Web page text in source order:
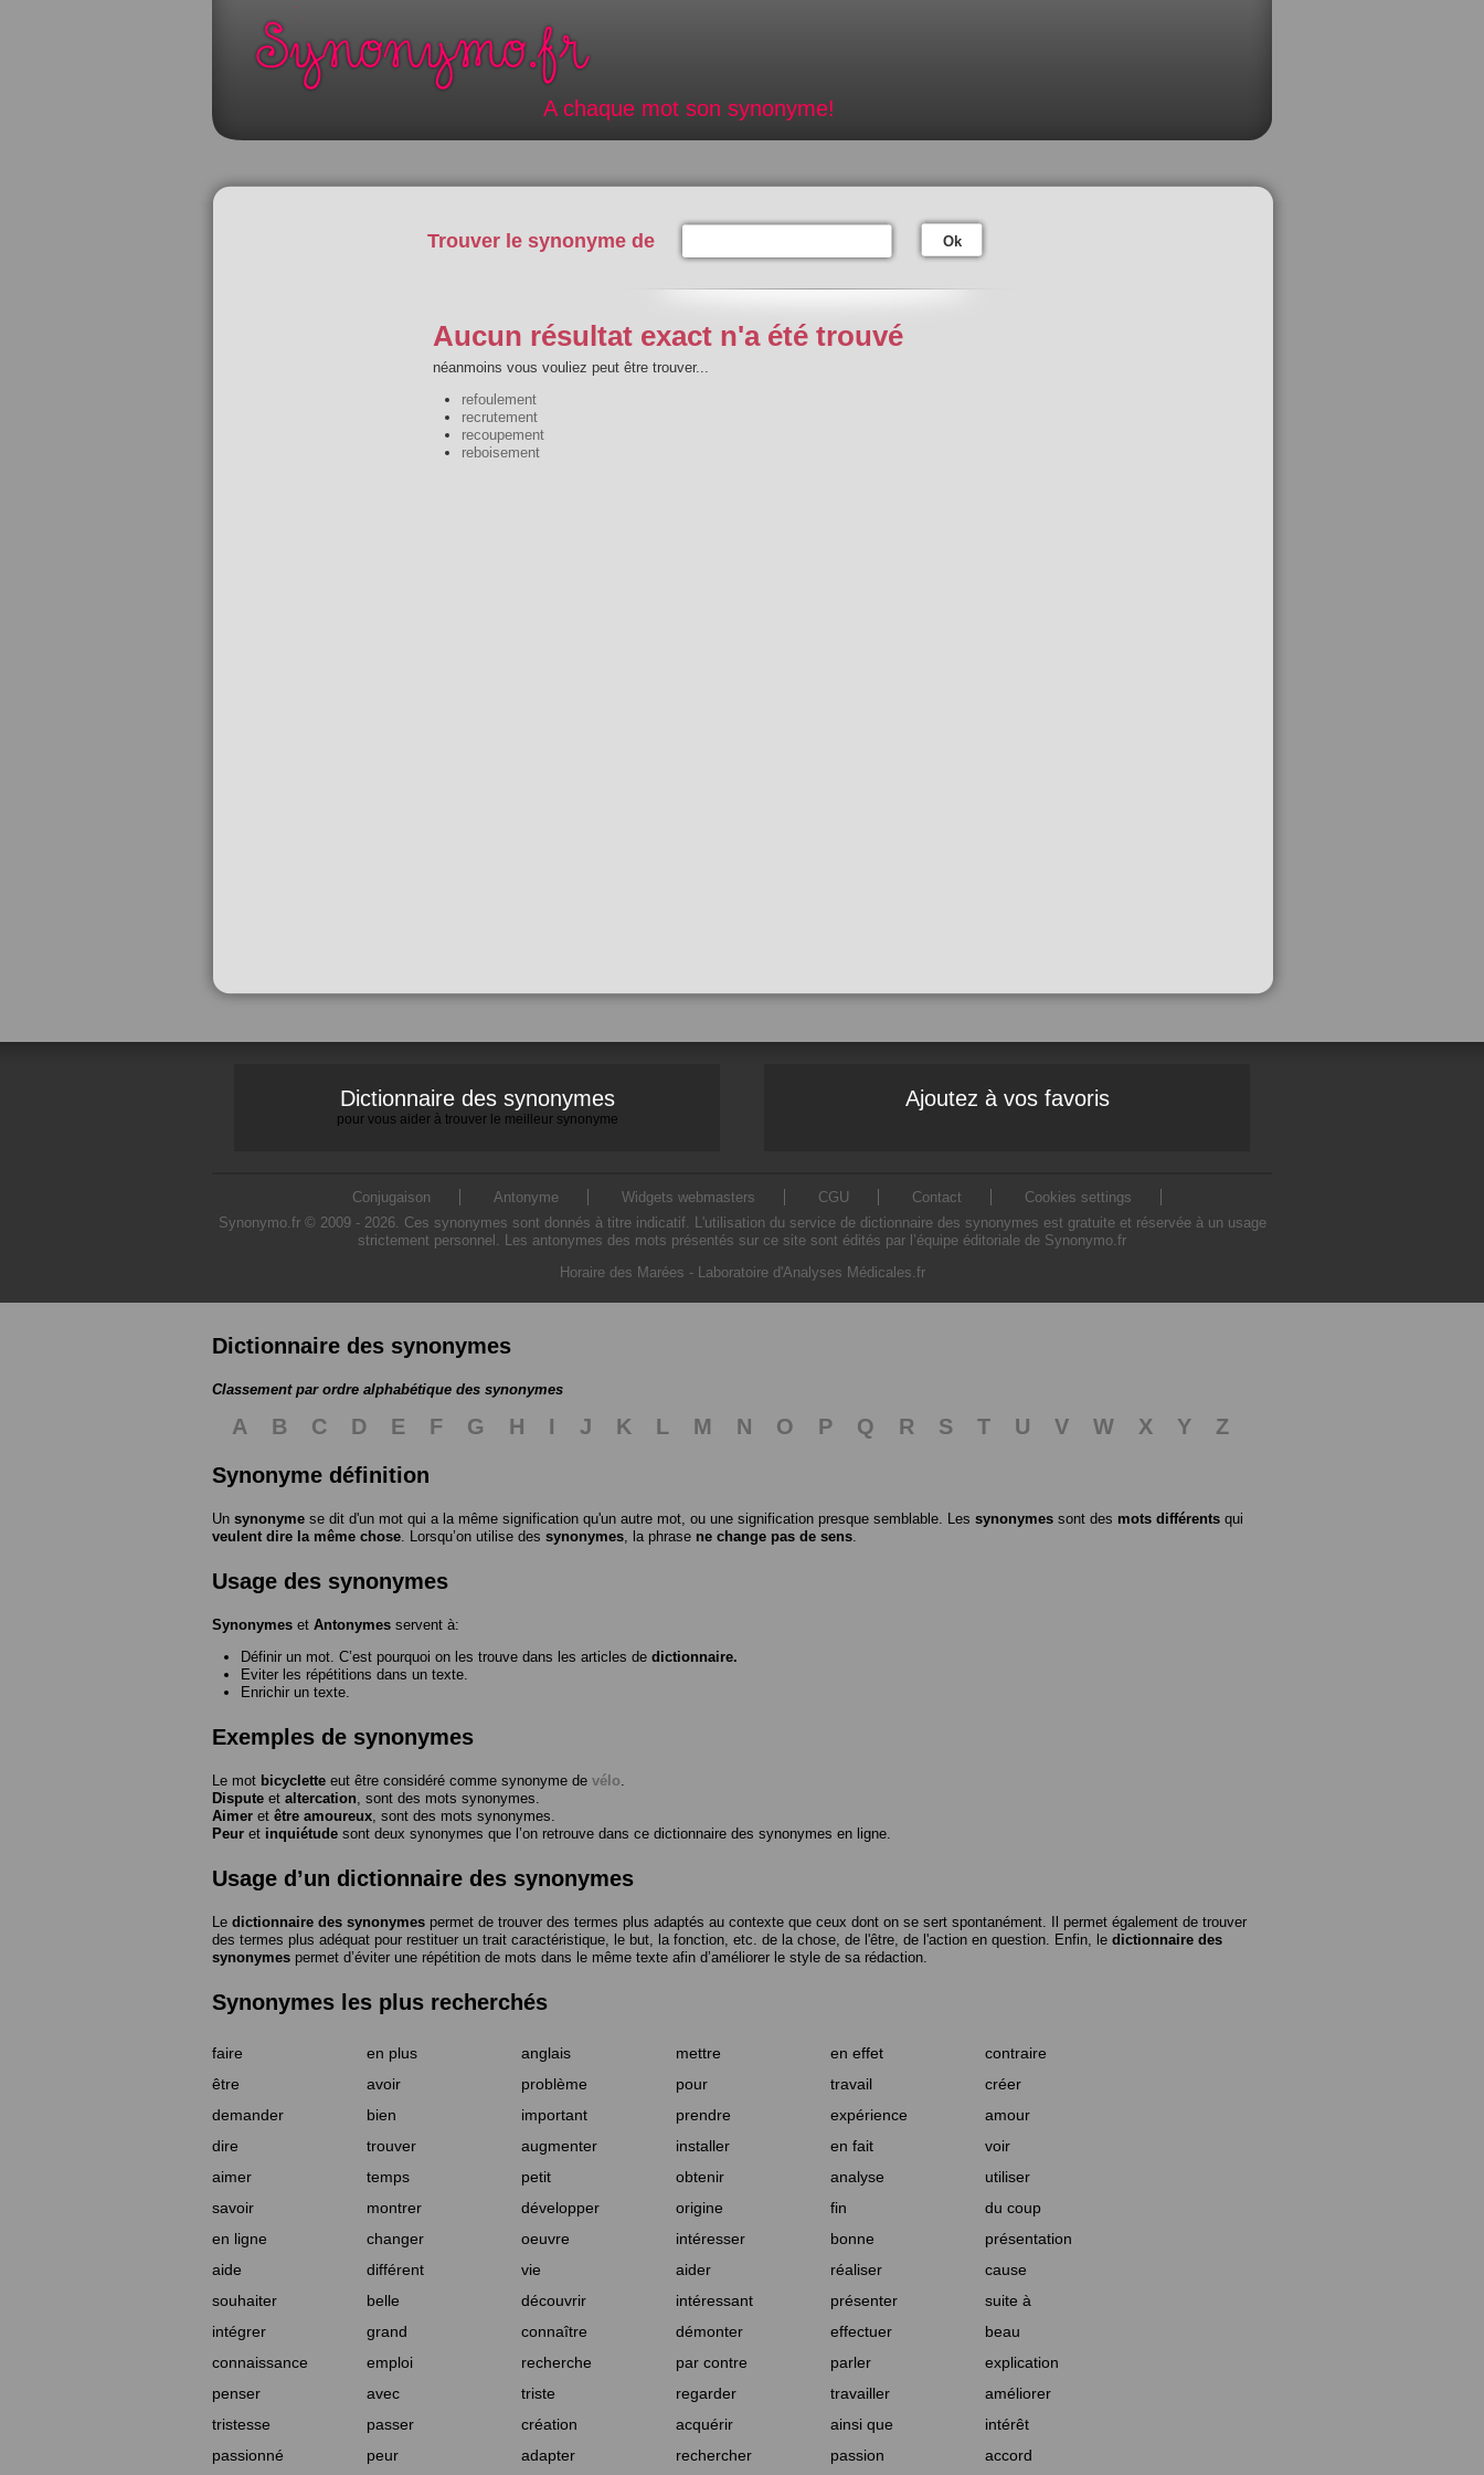
A chaque mot son synonyme!
Trouver le synonyme de Ok
Aucun résultat exact n'a été trouvé
néanmoins vous vouliez peut être trouver...
refoulement
recrutement
recoupement
reboisement
Dictionnaire des synonymes
pour vous aider à trouver le meilleur synonyme
Ajoutez à vos favoris
Conjugaison Antonyme Widgets webmasters CGU Contact
Cookies settings
Synonymo.fr © 2009 - 2026. Ces synonymes sont donnés à titre indicatif. L'utilisation du service de dictionnaire des synonymes est gratuite et réservée à un usage
strictement personnel. Les antonymes des mots présentés sur ce site sont édités par l’équipe éditoriale de Synonymo.fr
Horaire des Marées - Laboratoire d'Analyses Médicales.fr
Dictionnaire des synonymes
Classement par ordre alphabétique des synonymes
A B C D E F G H I J K L M N O P Q R S T U V W X Y
Z
Synonyme définition
Un synonyme se dit d'un mot qui a la même signification qu'un autre mot, ou une signification presque semblable. Les synonymes sont des mots différents qui
veulent dire la même chose . Lorsqu’on utilise des synonymes , la phrase ne change pas de sens
Usage des synonymes
Synonymes et Antonymes servent à:
Définir un mot. C’est pourquoi on les trouve dans les articles de dictionnaire.
Eviter les répétitions dans un texte.
Enrichir un texte.
Exemples de synonymes
Le mot bicyclette eut être considéré comme synonyme de vélo
Dispute et altercation , sont des mots synonymes.
Aimer et être amoureux , sont des mots synonymes.
Peur et inquiétude sont deux synonymes que l’on retrouve dans ce dictionnaire des synonymes en ligne.
Usage d’un dictionnaire des synonymes
Le dictionnaire des synonymes permet de trouver des termes plus adaptés au contexte que ceux dont on se sert spontanément. Il permet également de trouver
des termes plus adéquat pour restituer un trait caractéristique, le but, la fonction, etc. de la chose, de l'être, de l'action en question. Enfin, le dictionnaire des
synonymes permet d’éviter une répétition de mots dans le même texte afin d’améliorer le style de sa rédaction.
Synonymes les plus recherchés
faire en plus anglais mettre en effet
contraire
être
avoir problème pour travail
créer
demander
bien important prendre expérience
amour
dire
trouver augmenter installer en fait
voir
aimer
temps petit obtenir analyse
utiliser
savoir
montrer développer origine fin
du coup
en ligne
changer oeuvre intéresser bonne
présentation
aide
différent vie aider réaliser
cause
souhaiter
belle découvrir intéressant présenter
suite à
intégrer
grand connaître démonter effectuer
beau
connaissance
emploi recherche par contre parler
explication
penser
avec triste regarder travailler
améliorer
tristesse
passer création acquérir ainsi que
intérêt
passionné
peur adapter rechercher passion accord